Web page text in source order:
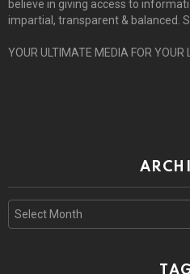
believe in giving access to
impartial, transparent & balanced.
YOUR ULTIMATE MEDIA FOR YOUR
Archives